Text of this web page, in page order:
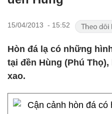
15/04/2013 - 15:52
Hòn đá lạ có những
tại đền Hùng (Phú
xao.